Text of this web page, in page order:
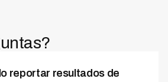
reportar resultados de